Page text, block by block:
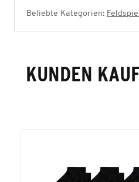
Beliebte Kategorien:
KUNDEN